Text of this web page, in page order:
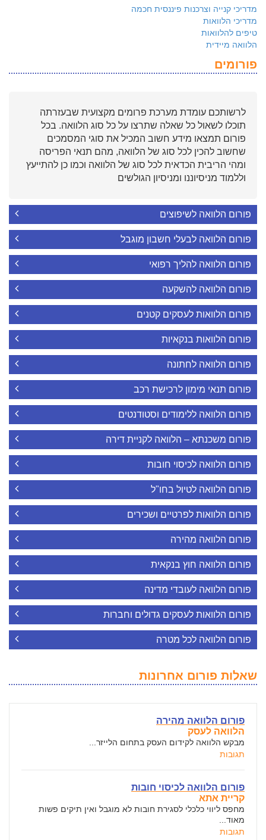
מדריכי קנייה וצרכנות פיננסית חכמה
מדריכי הלוואות
טיפים להלוואות
הלוואה מיידית
פורומים
לרשותכם עומדת מערכת פרומים מקצועית שבעזרתה
תוכלו לשאול כל שאלה שתרצו על כל סוג הלוואה. בכל
פורום תמצאו מידע חשוב המכיל את סוגי המסמכים
שחשוב להכין לכל סוג של הלוואה, מהם תנאי הפריסה
ומהי הריבית הכדאית לכל סוג של הלוואה וכמו כן להתייעץ
וללמוד מניסיוננו ומניסיון הגולשים
פורום הלוואה לשיפוצים
פורום הלוואה לבעלי חשבון מוגבל
פורום הלוואה להליך רפואי
פורום הלוואה להשקעה
פורום הלוואות לעסקים קטנים
פורום הלוואות בנקאיות
פורום הלוואה לחתונה
פורום תנאי מימון לרכישת רכב
פורום הלוואה ללימודים וסטודנטים
פורום משכנתא – הלוואה לקניית דירה
פורום הלוואה לכיסוי חובות
פורום הלוואה לטיול בחו"ל
פורום הלוואות לפרטיים ושכירים
פורום הלוואה מהירה
פורום הלוואה חוץ בנקאית
פורום הלוואה לעובדי מדינה
פורום הלוואות לעסקים גדולים וחברות
פורום הלוואה לכל מטרה
שאלות פורום אחרונות
פורום הלוואה מהירה
הלוואה לעסק
מבקש הלוואה לקידום העסק בתחום הלייזר...
תגובות
פורום הלוואה לכיסוי חובות
קריית אתא
מחפס ליווי כלכלי לסגירת חובות לא מוגבל ואין תיקים פשות
מאוד...
תגובות